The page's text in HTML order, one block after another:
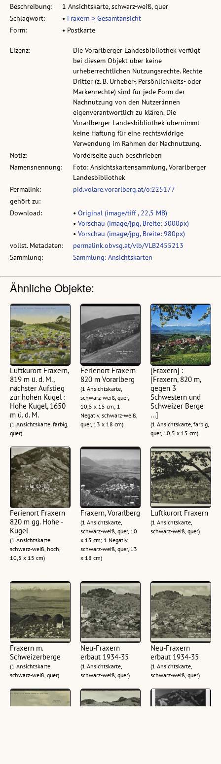
Beschreibung:
1 Ansichtskarte, schwarz-weiß, quer
Schlagwort:
• Fraxern > Gesamtansicht
Form:
• Postkarte
Lizenz:
Die Vorarlberger Landesbibliothek verfügt
bei diesem Objekt über keine
urheberrechtlichen Nutzungsrechte. Rechte
Dritter (z. B. Urheber-, Persönlichkeits- oder
Markenrechte) sind für jede Form der
Nachnutzung von den Nutzer:innen
eigenverantwortlich zu klären. Die
Vorarlberger Landesbibliothek übernimmt
keine Haftung für eine rechtswidrige
Verwendung im Rahmen der Nachnutzung.
Notiz:
Vorderseite auch beschrieben
Namensnennung:
Foto: Ansichtskartensammlung, Vorarlberger
Landesbibliothek
Permalink:
pid.volare.vorarlberg.at/o:225177
gehört zu:
Download:
• Original (image/tiff , 22,5 MB)
• Vorschau (image/jpg, Breite: 3000px)
• Vorschau (image/jpg, Breite: 980px)
vollst. Metadaten:
permalink.obvsg.at/vlb/VLB2455213
Sammlung:
Sammlung: Ansichtskarten
Ähnliche Objekte:
Luftkurort Fraxern,
819 m ü. d. M.,
nächster Aufstieg
zur hohen Kugel :
Hohe Kugel, 1650
m ü. d. M.
(1 Ansichtskarte, farbig,
quer)
Ferienort Fraxern
820 m Vorarlberg
(1 Ansichtskarte,
schwarz-weiß, quer,
10,5 x 15 cm; 1
Negativ, schwarz-weiß,
quer, 13 x 18 cm)
[Fraxern] :
[Fraxern, 820 m,
gegen 3
Schwestern und
Schweizer Berge
...]
(1 Ansichtskarte, farbig,
quer, 10,5 x 15 cm)
Ferienort Fraxern
820 m gg. Hohe -
Kugel
(1 Ansichtskarte,
schwarz-weiß, hoch,
10,5 x 15 cm)
Fraxern, Vorarlberg
(1 Ansichtskarte,
schwarz-weiß, quer, 10
x 15 cm; 1 Negativ,
schwarz-weiß, quer, 13
x 18 cm)
Luftkurort Fraxern
(1 Ansichtskarte,
schwarz-weiß, quer)
Fraxern m.
Schweizerberge
(1 Ansichtskarte,
schwarz-weiß, quer)
Neu-Fraxern
erbaut 1934-35
(1 Ansichtskarte,
schwarz-weiß, quer)
Neu-Fraxern
erbaut 1934-35
(1 Ansichtskarte,
schwarz-weiß, quer)